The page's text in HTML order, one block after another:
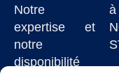
Notre
expertise et
notre
disponibilité
à